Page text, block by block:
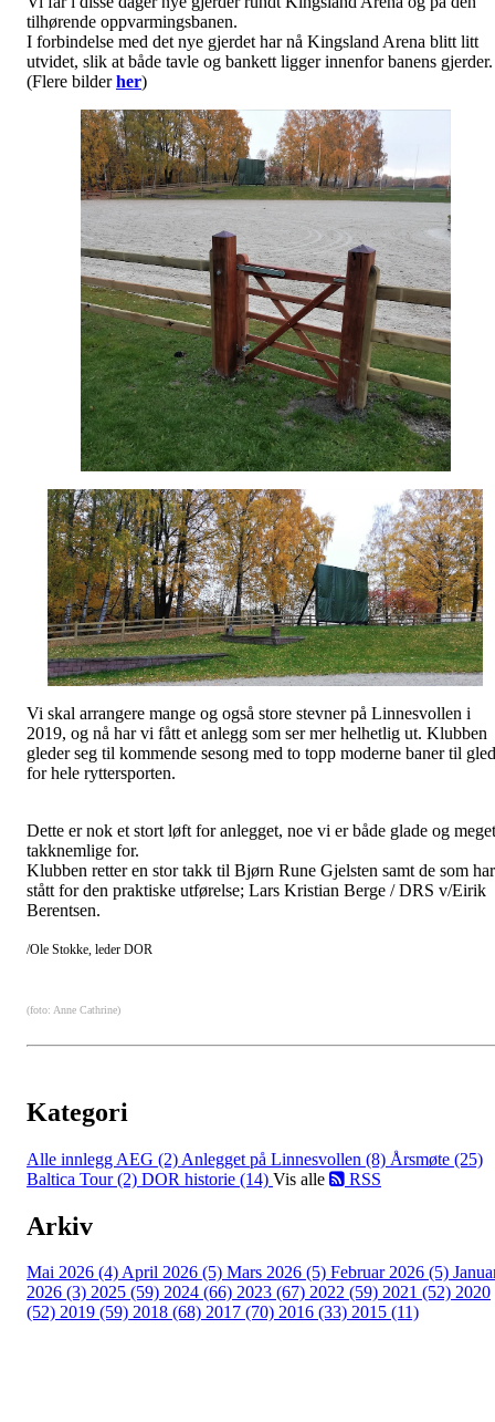
tilhørende oppvarmingsbanen.
I forbindelse med det nye gjerdet har nå Kingsland Arena blitt litt
utvidet, slik at både tavle og bankett ligger innenfor banens gjerder.
(Flere bilderher)
Vi skal arrangere mange og også store stevner på Linnesvollen i
2019, og nå har vi fått et anlegg som ser mer helhetlig ut. Klubben
gleder seg til kommende sesong med to topp moderne baner til
for hele ryttersporten.
Dette er nok et stort løft for anlegget, noe vi er både glade og meget
takknemlige for.
Klubben retter en stor takk til Bjørn Rune Gjelsten samt de som har
stått for den praktiske utførelse; Lars Kristian Berge / DRS v/Eirik
Berentsen.
/Ole Stokke, leder DOR
(foto: Anne Cathrine)
Kategori
Alle innlegg AEG (2) Anlegget på Linnesvollen (8) Årsmøte (25)
Baltica Tour (2) DOR historie (14) Vis alle RSS
Arkiv
Mai 2026 (4)April 2026 (5) Mars 2026 (5) Februar 2026 (5)
2026 (3) 2025 (59) 2024 (66) 2023 (67) 2022 (59) 2021 (52) 2020
(52) 2019 (59) 2018 (68) 2017 (70) 2016 (33) 2015 (11)